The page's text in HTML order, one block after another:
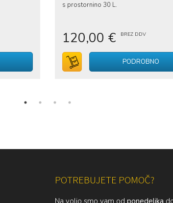
s prostornino 30 L.
120,00 € BREZ DDV
PODROBNO
POTREBUJETE POMOČ?
Na voljo smo vam od ponedeljka